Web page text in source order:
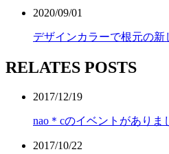
2020/09/01
デザインカラーで根元の新
RELATES POSTS
2017/12/19
nao＊cのイベントがありま
2017/10/22